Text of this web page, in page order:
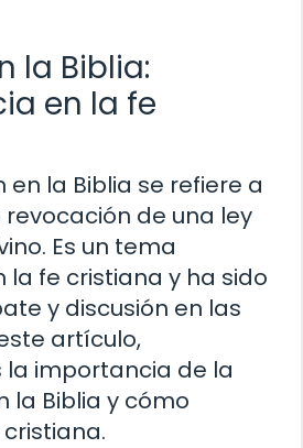
la Biblia:
en la fe
en la Biblia se refiere a
de una ley
Es un tema
fe cristiana y ha sido
y discusión en las
artículo,
importancia de la
la Biblia y cómo